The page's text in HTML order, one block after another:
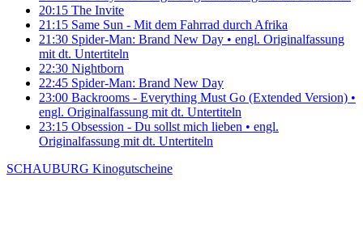
20:15 The Invite
21:15 Same Sun - Mit dem Fahrrad durch Afrika
21:30 Spider-Man: Brand New Day • engl. Originalfassung
mit dt. Untertiteln
22:30 Nightborn
22:45 Spider-Man: Brand New Day
23:00 Backrooms - Everything Must Go (Extended Version) •
engl. Originalfassung mit dt. Untertiteln
23:15 Obsession - Du sollst mich lieben • engl.
Originalfassung mit dt. Untertiteln
SCHAUBURG Kinogutscheine